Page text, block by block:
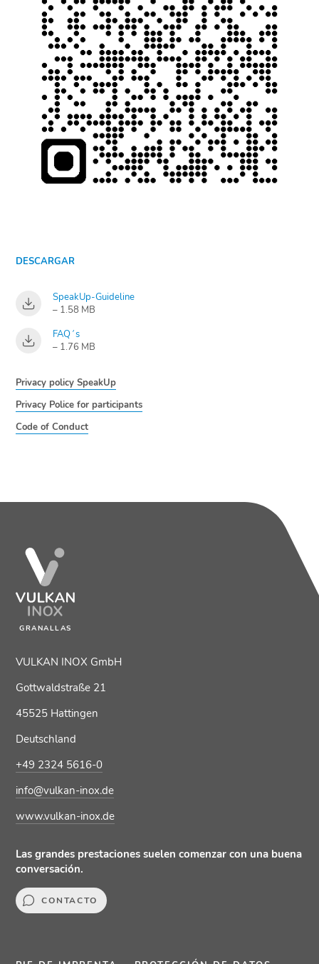
DESCARGAR
SpeakUp-Guideline
– 1.58 MB
FAQ´s
– 1.76 MB
Privacy policy SpeakUp
Privacy Police for participants
Code of Conduct
GRANALLAS
VULKAN INOX GmbH
Gottwaldstraße 21
45525 Hattingen
Deutschland
+49 2324 5616-0
info@vulkan-inox.de
www.vulkan-inox.de
Las grandes prestaciones suelen comenzar con una buena
conversación.
CONTACTO